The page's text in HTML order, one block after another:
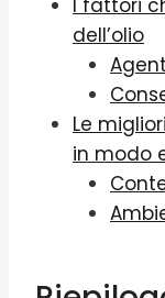
I fattori
dell’olio
Le
in modo